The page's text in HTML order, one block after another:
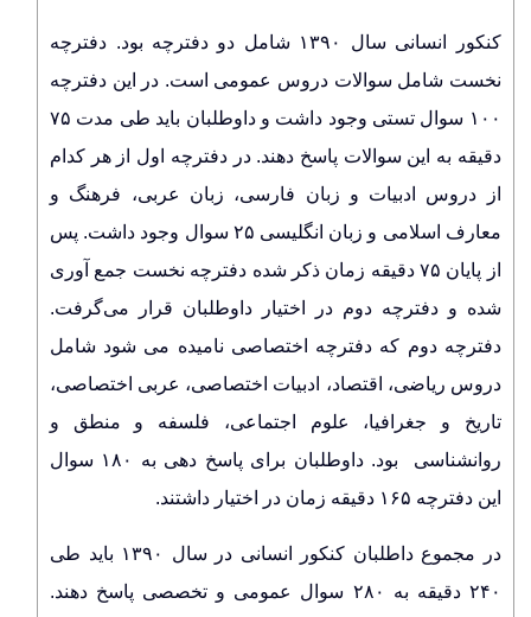
کنکور انسانی سال ۱۳۹۰ شامل دو دفترچه بود. دفترچه
نخست شامل سوالات دروس عمومی است. در این دفترچه
۱۰۰ سوال تستی وجود داشت و داوطلبان باید طی مدت ۷۵
دقیقه به این سوالات پاسخ دهند. در دفترچه اول از هر کدام
از دروس ادبیات و زبان فارسی، زبان عربی، فرهنگ و
معارف اسلامی و زبان انگلیسی ۲۵ سوال وجود داشت. پس
از پایان ۷۵ دقیقه زمان ذکر شده دفترچه نخست جمع آوری
شده و دفترچه دوم در اختیار داوطلبان قرار می‌گرفت.
دفترچه دوم که دفترچه اختصاصی نامیده می شود شامل
دروس ریاضی، اقتصاد، ادبیات اختصاصی، عربی اختصاصی،
تاریخ و جغرافیا، علوم اجتماعی، فلسفه و منطق و
روانشناسی بود. داوطلبان برای پاسخ دهی به ۱۸۰ سوال
این دفترچه ۱۶۵ دقیقه زمان در اختیار داشتند.
در مجموع داطلبان کنکور انسانی در سال ۱۳۹۰ باید طی
۲۴۰ دقیقه به ۲۸۰ سوال عمومی و تخصصی پاسخ دهند.